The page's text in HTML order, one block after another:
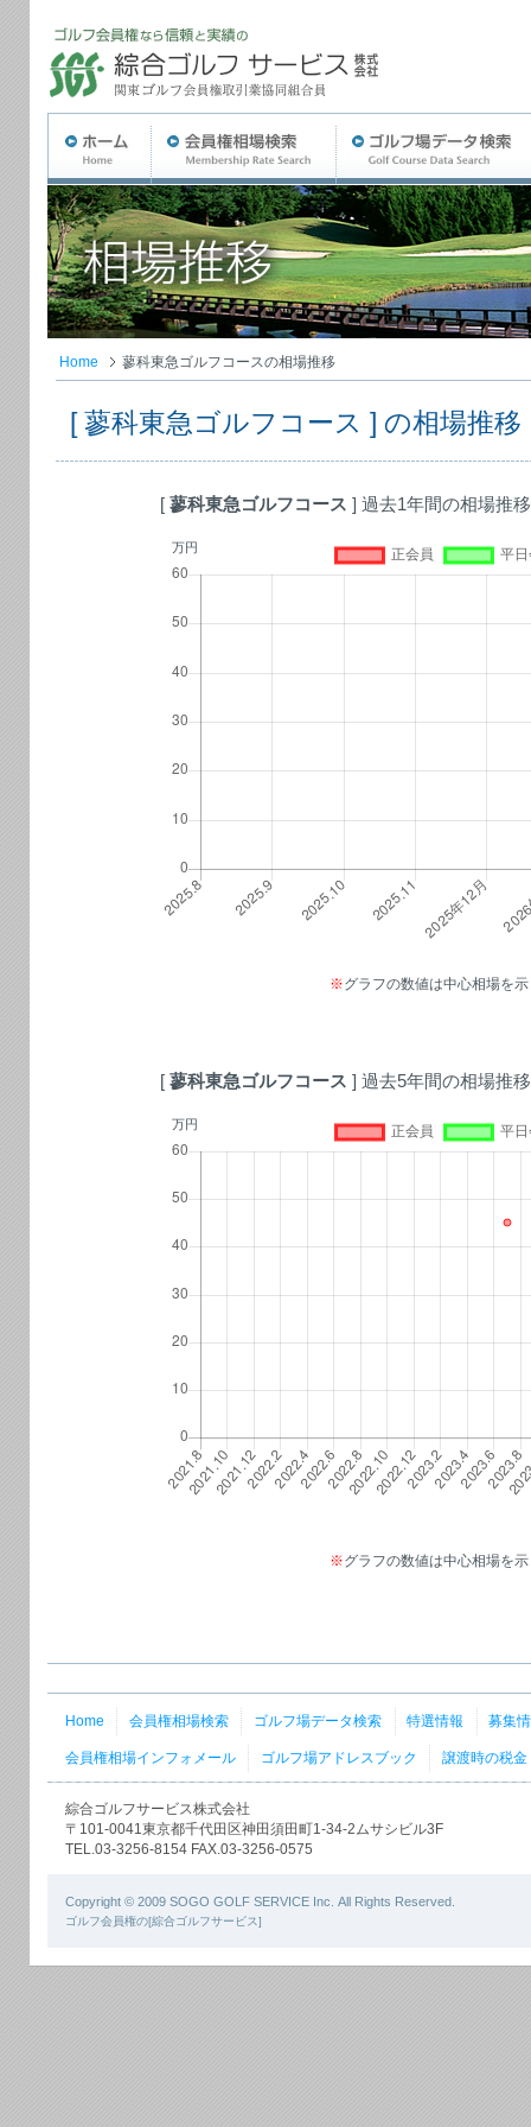
Home 蓼科東急ゴルフコースの相場推移
[ 蓼科東急ゴルフコース ] の相場推移
[ 蓼科東急ゴルフコース ] 過去1年間の相場推移
万円
※グラフの数値は中心相場を
[ 蓼科東急ゴルフコース ] 過去5年間の相場推移
万円
※グラフの数値は中心相場を
Home 会員権相場検索 ゴルフ場データ検索 特選情報 募集
会員権相場インフォメール ゴルフ場アドレスブック 譲渡時の税金
綜合ゴルフサービス株式会社
〒101-0041東京都千代田区神田須田町1-34-2ムサシビル3F
TEL.03-3256-8154 FAX.03-3256-0575
Copyright © 2009 SOGO GOLF SERVICE Inc. All Rights Reserved.
ゴルフ会員権の[綜合ゴルフサービス]